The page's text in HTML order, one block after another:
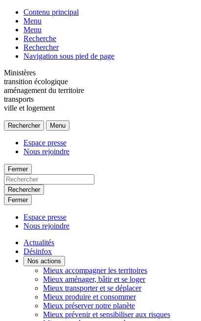
Contenu principal
Menu
Menu
Recherche
Rechercher
Navigation sous pied de page
Ministères
transition écologique
aménagement du territoire
transports
ville et logement
Rechercher Menu
Espace presse
Nous rejoindre
Fermer
Rechercher
Fermer
Espace presse
Nous rejoindre
Actualités
Désinfox
Nos actions
Mieux accompagner les territoires
Mieux aménager, bâtir et se loger
Mieux transporter et se déplacer
Mieux produire et consommer
Mieux préserver notre planète
Mieux prévenir et sensibiliser aux risques